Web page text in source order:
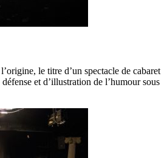
le titre d’un spectacle de cabaret
et d’illustration de l’humour sous